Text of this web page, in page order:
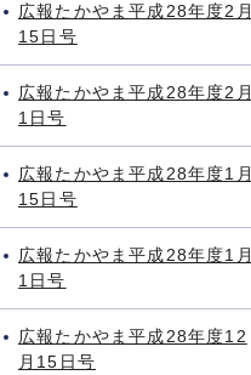
広報たかやま平成28年度2月
15日号
広報たかやま平成28年度2月
1日号
広報たかやま平成28年度1月
15日号
広報たかやま平成28年度1月
1日号
広報たかやま平成28年度12
月15日号